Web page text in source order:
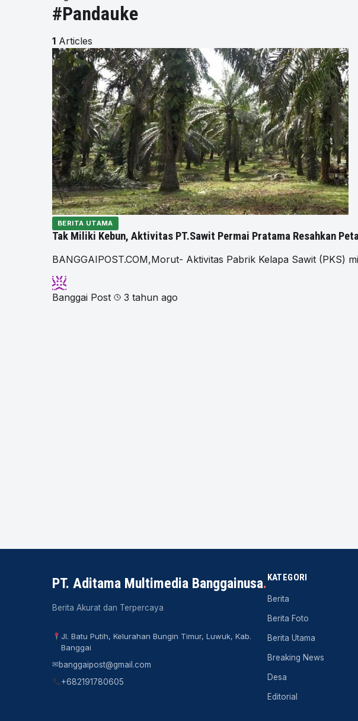
#Pandauke
1 Articles
BERITA UTAMA
Tak Miliki Kebun, Aktivitas PT.Sawit Permai Pratama Resahkan
BANGGAIPOST.COM,Morut- Aktivitas Pabrik Kelapa Sawit (PKS)
Banggai Post 3 tahun ago
PT. Aditama Multimedia Banggainusa.
Berita Akurat dan Terpercaya
Jl. Batu Putih, Kelurahan Bungin Timur, Luwuk, Kab.
Banggai
✉banggaipost@gmail.com
+682191780605
KATEGORI
Berita
Berita Foto
Berita Utama
Breaking News
Desa
Editorial